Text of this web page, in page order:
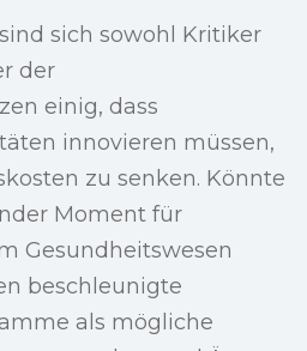
sich sowohl Kritiker
der
einig, dass
innovieren müssen,
zu senken. Könnte
Moment für
Gesundheitswesen
beschleunigte
als mögliche